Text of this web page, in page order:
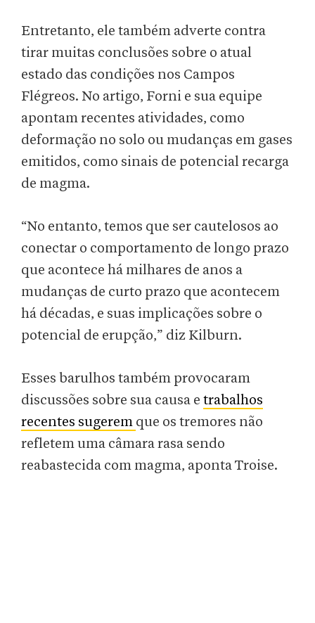
Entretanto, ele também adverte contra
tirar muitas conclusões sobre o atual
estado das condições nos Campos
Flégreos. No artigo, Forni e sua equipe
apontam recentes atividades, como
deformação no solo ou mudanças em gases
emitidos, como sinais de potencial recarga
de magma.
“No entanto, temos que ser cautelosos ao
conectar o comportamento de longo prazo
que acontece há milhares de anos a
mudanças de curto prazo que acontecem
há décadas, e suas implicações sobre o
potencial de erupção,” diz Kilburn.
Esses barulhos também provocaram
discussões sobre sua causa e trabalhos
recentes sugerem que os tremores não
refletem uma câmara rasa sendo
reabastecida com magma, aponta Troise.